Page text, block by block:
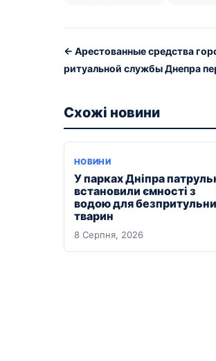
← Арестованные средства
ритуальной службы Днепра
Схожі новини
НОВИНИ
У парках Дніпра
встановили ємності з
водою для
тварин
8 Серпня, 2026